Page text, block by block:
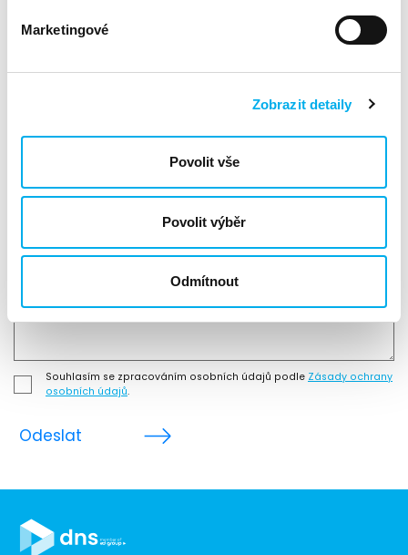
Marketingové
Zobrazit detaily
Povolit vše
Povolit výběr
Odmítnout
Abychom Vás mohli kontaktovat, použijte prosím svůj pracovní
e-mail.
Souhlasím se zpracováním osobních údajů podleZásady ochrany
osobních údajů.
Odeslat